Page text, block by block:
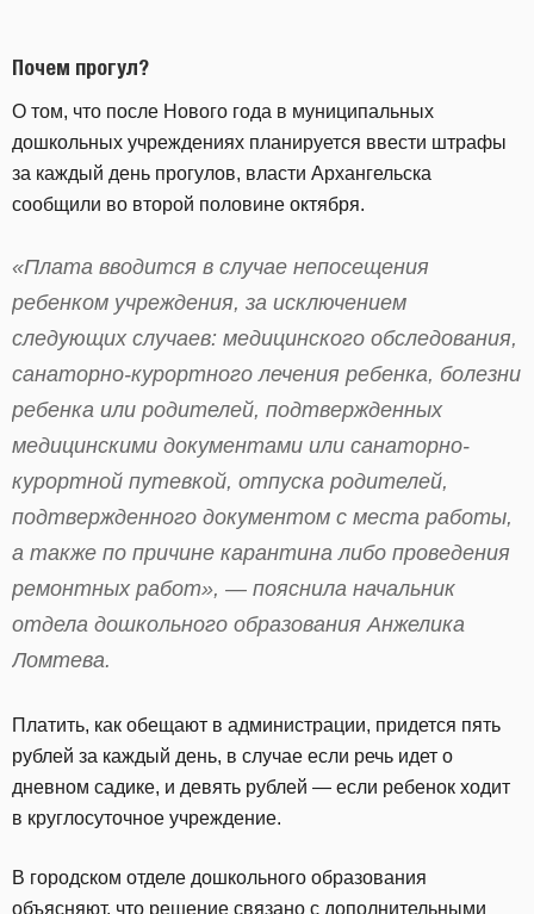
Почем прогул?
О том, что после Нового года в муниципальных
дошкольных учреждениях планируется ввести штрафы
за каждый день прогулов, власти Архангельска
сообщили во второй половине октября.
«Плата вводится в случае непосещения
ребенком учреждения, за исключением
следующих случаев: медицинского обследования,
санаторно-курортного лечения ребенка, болезни
ребенка или родителей, подтвержденных
медицинскими документами или санаторно-
курортной путевкой, отпуска родителей,
подтвержденного документом с места работы,
а также по причине карантина либо проведения
ремонтных работ», — пояснила начальник
отдела дошкольного образования Анжелика
Ломтева.
Платить, как обещают в администрации, придется пять
рублей за каждый день, в случае если речь идет о
дневном садике, и девять рублей — если ребенок ходит
в круглосуточное учреждение.
В городском отделе дошкольного образования
объясняют, что решение связано с дополнительными